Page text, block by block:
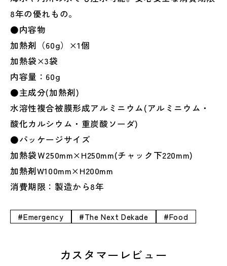
8年の優れもの。
●内容物
加熱剤（60g）×1個
加熱袋×3袋
内容量：60g
●主成分(加熱剤)
水溶性複合被膜形成アルミニウム(アルミニウム・
酸化カルシウム・重炭酸ソーダ)
●パッケージサイズ
加熱袋Ｗ250mm×H250mm(チャック下220mm)
加熱剤W100mm×H200mm
消費期限：製造から8年
#Emergency #The Next Dekade #Food
カスタマーレビュー